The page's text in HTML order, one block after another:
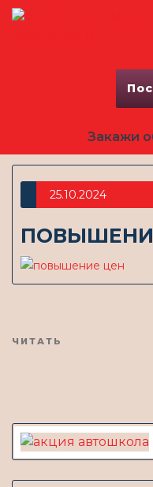
Закажи
25.10.2024
Предыдущая
ЧИТАТЬ